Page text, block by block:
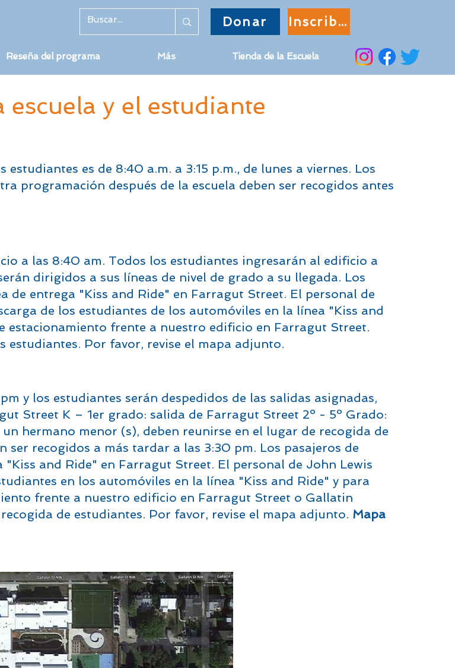
escuela y el estudiante
es de 8:40 a.m. a 3:15 p.m., de lunes a viernes. Los
programación después de la escuela deben ser recogidos antes
a las 8:40 am. Todos los estudiantes ingresarán al edificio a
dirigidos a sus líneas de nivel de grado a su llegada. Los
de entrega "Kiss and Ride" en Farragut Street. El personal de
de los estudiantes de los automóviles en la línea "Kiss and
estacionamiento frente a nuestro edificio en Farragut Street.
estudiantes. Por favor, revise el mapa adjunto.
y los estudiantes serán despedidos de las salidas asignadas,
Street K – 1er grado: salida de Farragut Street 2º - 5º Grado:
hermano menor (s), deben reunirse en el lugar de recogida de
ser recogidos a más tardar a las 3:30 pm. Los pasajeros de
and Ride" en Farragut Street. El personal de John Lewis
en los automóviles en la línea "Kiss and Ride" y para
frente a nuestro edificio en Farragut Street o Gallatin
de estudiantes. Por favor, revise el mapa adjunto. Mapa
Donar Inscribir
Reseña del programa Más Tienda de la Escuela